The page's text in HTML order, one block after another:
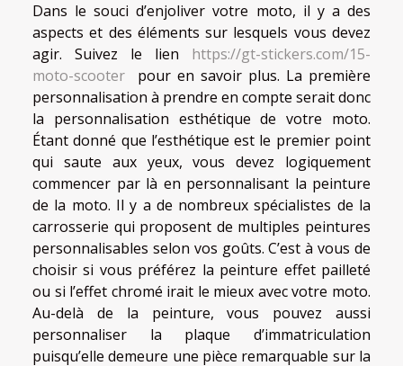
Dans le souci d’enjoliver votre moto, il y a des
aspects et des éléments sur lesquels vous devez
agir. Suivez le lien https://gt-stickers.com/15-
moto-scooter pour en savoir plus. La première
personnalisation à prendre en compte serait donc
la personnalisation esthétique de votre moto.
Étant donné que l’esthétique est le premier point
qui saute aux yeux, vous devez logiquement
commencer par là en personnalisant la peinture
de la moto. Il y a de nombreux spécialistes de la
carrosserie qui proposent de multiples peintures
personnalisables selon vos goûts. C’est à vous de
choisir si vous préférez la peinture effet pailleté
ou si l’effet chromé irait le mieux avec votre moto.
Au-delà de la peinture, vous pouvez aussi
personnaliser la plaque d’immatriculation
puisqu’elle demeure une pièce remarquable sur la